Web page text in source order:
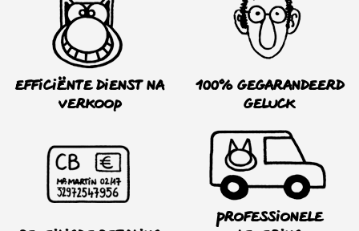
Efficiënte dienst na
verkoop
100% Gegarandeerd
Geluck
Professionele